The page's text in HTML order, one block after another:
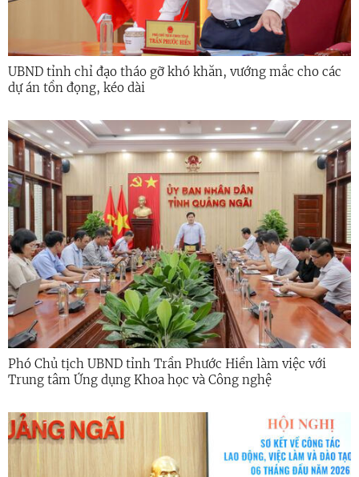
UBND tỉnh chỉ đạo tháo gỡ khó khăn, vướng mắc cho các
dự án tồn đọng, kéo dài
Phó Chủ tịch UBND tỉnh Trần Phước Hiền làm việc với
Trung tâm Ứng dụng Khoa học và Công nghệ